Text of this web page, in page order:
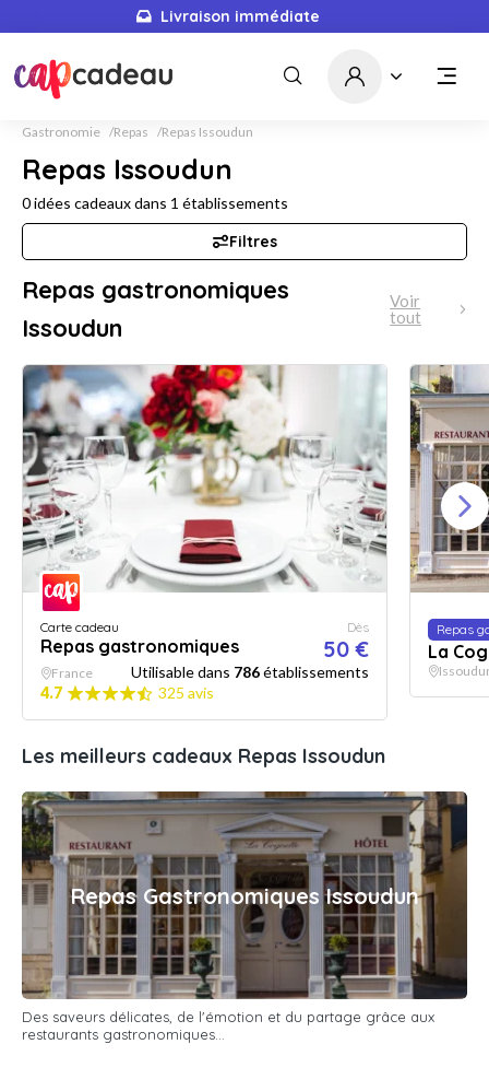
Livraison immédiate
Gastronomie Repas Repas Issoudun
Repas Issoudun
0idées cadeaux dans 1 établissements
Filtres
Repas gastronomiques
Issoudun
Voir
tout
Carte cadeau
Repas gastronomiques
Dès
50 €
France Utilisable dans 786établissements
4.7
325 avis
Repas
La
Les meilleurs cadeaux Repas Issoudun
Repas Gastronomiques Issoudun
Des saveurs délicates, de l'émotion et du partage grâce aux
restaurants gastronomiques...